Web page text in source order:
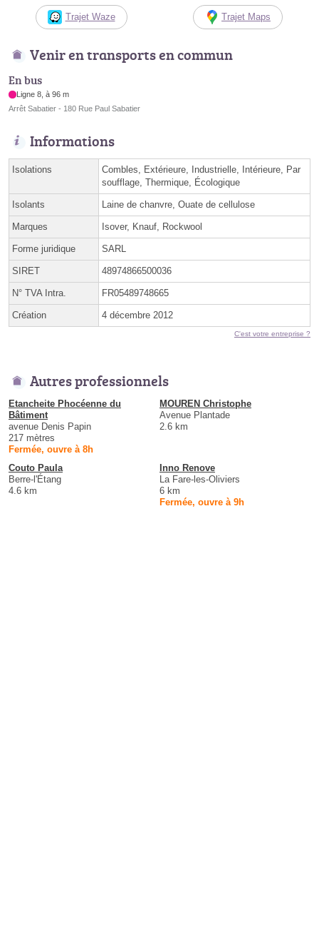
Trajet Waze Trajet Maps
Venir en transports en commun
En bus
Ligne 8, à 96 m
Arrêt Sabatier - 180 Rue Paul Sabatier
Informations
Isolations
Combles, Extérieure, Industrielle, Intérieure, Par
soufflage, Thermique, Écologique
Isolants Laine de chanvre, Ouate de cellulose
Marques Isover, Knauf, Rockwool
Forme juridique SARL
SIRET 48974866500036
N° TVA Intra. FR05489748665
Création 4 décembre 2012
C'est votre entreprise ?
Autres professionnels
Etancheite Phocéenne du
Bâtiment
avenue Denis Papin
217 mètres
Fermée, ouvre à 8h
MOUREN Christophe
Avenue Plantade
2.6 km
Couto Paula
Berre-l'Étang
4.6 km
Inno Renove
La Fare-les-Oliviers
6 km
Fermée, ouvre à 9h